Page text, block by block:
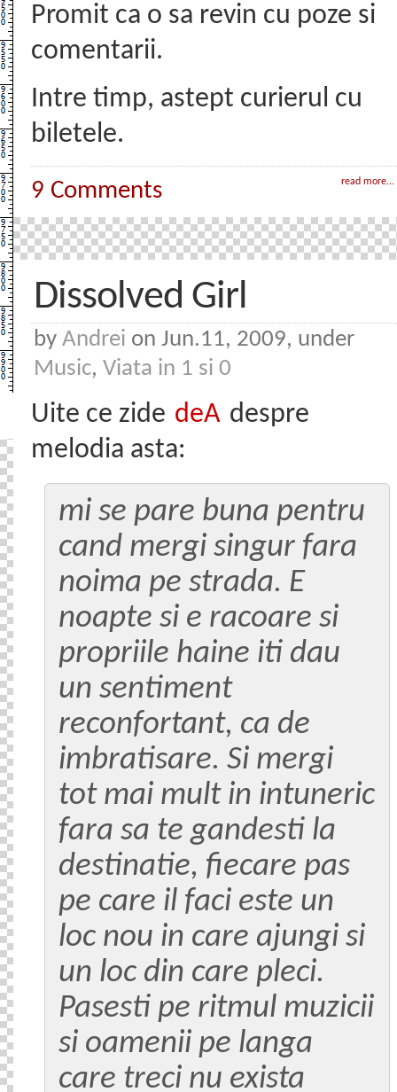
Promit ca o sa revin cu poze si
comentarii.
Intre timp, astept curierul cu
biletele.
read more...
9 Comments
Dissolved Girl
by Andrei on Jun.11, 2009, under
Music, Viata in 1 si 0
Uite ce zide deA despre
melodia asta:
mi se pare buna pentru
cand mergi singur fara
noima pe strada. E
noapte si e racoare si
propriile haine iti dau
un sentiment
reconfortant, ca de
imbratisare. Si mergi
tot mai mult in intuneric
fara sa te gandesti la
destinatie, fiecare pas
pe care il faci este un
loc nou in care ajungi si
un loc din care pleci.
Pasesti pe ritmul muzicii
si oamenii pe langa
care treci nu exista